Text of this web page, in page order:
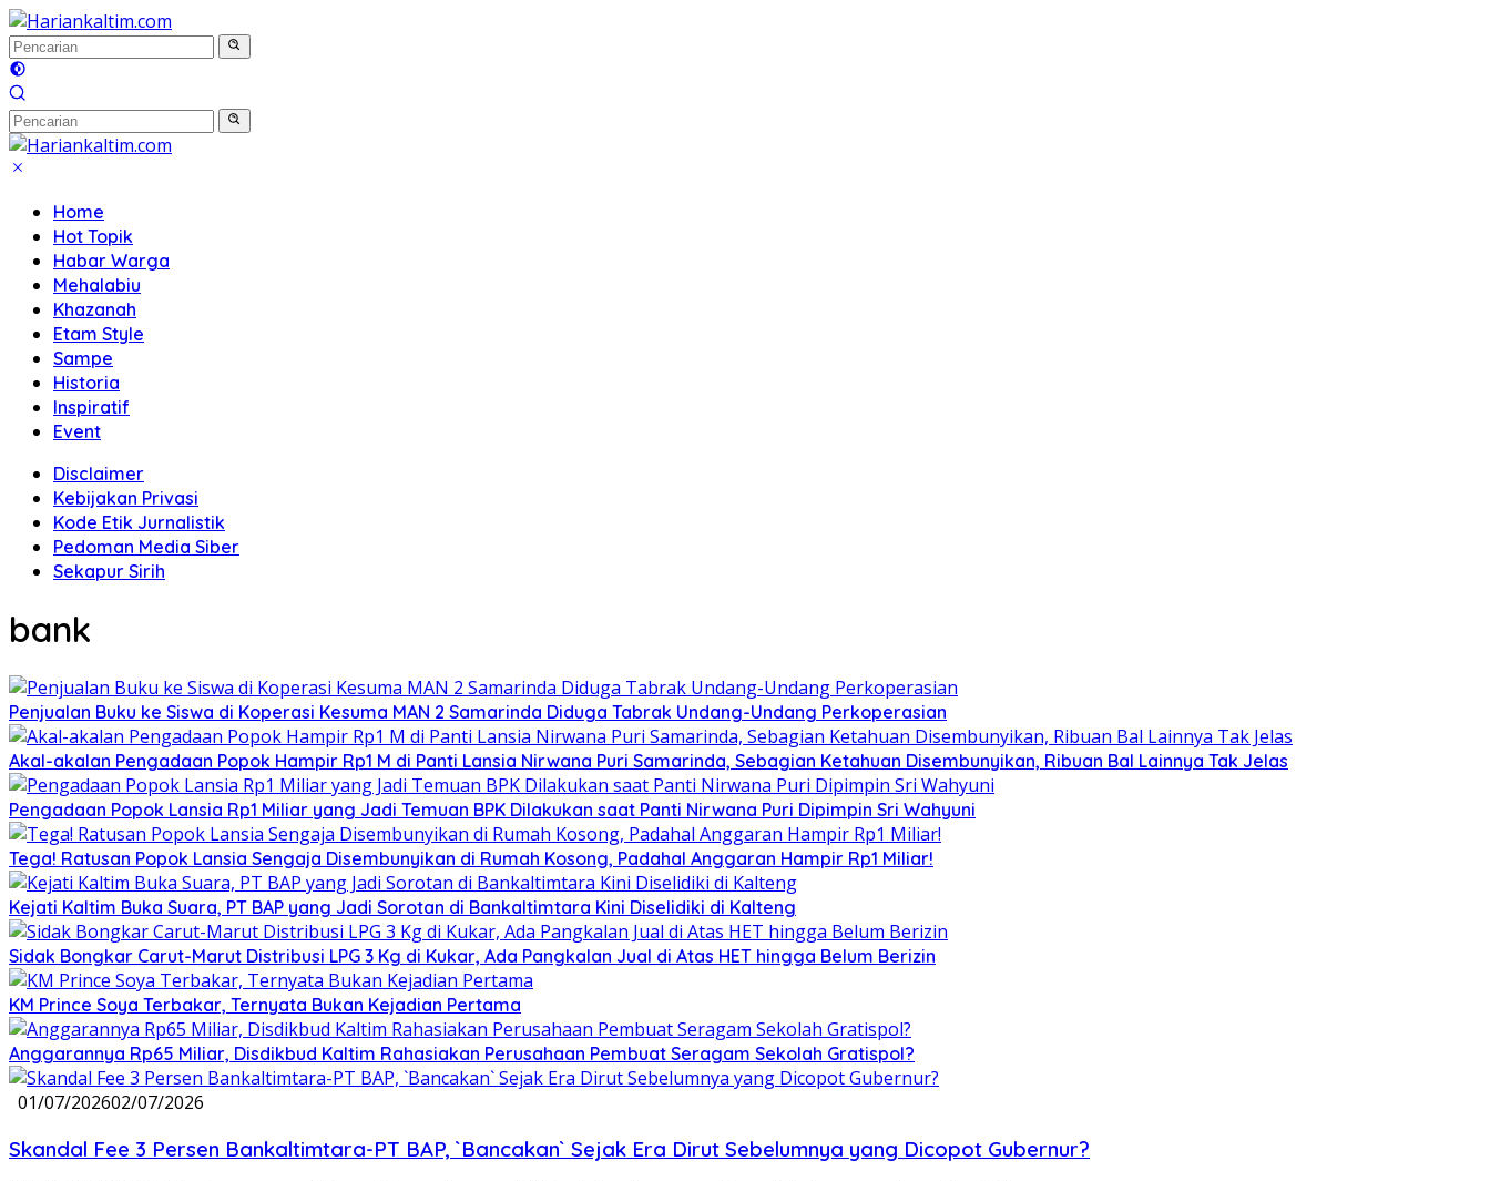
Langsung
ke
konten
Home
Hot Topik
Habar Warga
Mehalabiu
Khazanah
Etam Style
Sampe
Historia
Inspiratif
Event
Disclaimer
Kebijakan Privasi
Kode Etik Jurnalistik
Pedoman Media Siber
Sekapur Sirih
bank
Penjualan Buku ke Siswa di Koperasi Kesuma MAN 2 Samarinda Diduga Tabrak Undang-Undang Perkoperasian
Akal-akalan Pengadaan Popok Hampir Rp1 M di Panti Lansia Nirwana Puri Samarinda, Sebagian Ketahuan Disembunyikan, Ribuan Bal Lainnya Tak Jelas
Pengadaan Popok Lansia Rp1 Miliar yang Jadi Temuan BPK Dilakukan saat Panti Nirwana Puri Dipimpin Sri Wahyuni
Tega! Ratusan Popok Lansia Sengaja Disembunyikan di Rumah Kosong, Padahal Anggaran Hampir Rp1 Miliar!
Kejati Kaltim Buka Suara, PT BAP yang Jadi Sorotan di Bankaltimtara Kini Diselidiki di Kalteng
Sidak Bongkar Carut-Marut Distribusi LPG 3 Kg di Kukar, Ada Pangkalan Jual di Atas HET hingga Belum Berizin
KM Prince Soya Terbakar, Ternyata Bukan Kejadian Pertama
Anggarannya Rp65 Miliar, Disdikbud Kaltim Rahasiakan Perusahaan Pembuat Seragam Sekolah Gratispol?
01/07/202602/07/2026
Skandal Fee 3 Persen Bankaltimtara-PT BAP, `Bancakan` Sejak Era Dirut Sebelumnya yang Dicopot Gubernur?